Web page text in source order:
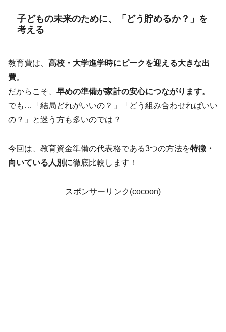
子どもの未来のために、「どう貯めるか？」を
考える
教育費は、 高校・大学進学時にピークを迎える大きな出
費。
だからこそ、 早めの準備が家計の安心につながります。
でも…「結局どれがいいの？」「どう組み合わせればいい
の？」と迷う方も多いのでは？
今回は、教育資金準備の代表格である3つの方法を特徴・
向いている人別に徹底比較します！
スポンサーリンク(cocoon)